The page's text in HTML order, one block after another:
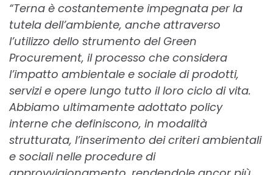
“Terna è costantemente impegnata per la
tutela dell’ambiente, anche attraverso
l’utilizzo dello strumento del Green
Procurement, il processo che considera
l’impatto ambientale e sociale di prodotti,
servizi e opere lungo tutto il loro ciclo di vita.
Abbiamo ultimamente adottato policy
interne che definiscono, in modalità
strutturata, l’inserimento dei criteri ambientali
e sociali nelle procedure di